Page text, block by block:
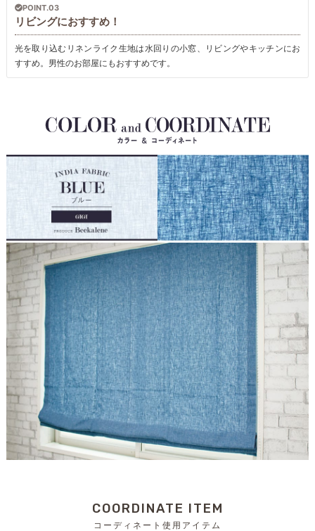
POINT.03
リビングにおすすめ！
光を取り込むリネンライク生地は水回りの小窓、リビングやキッチンにお
すすめ。男性のお部屋にもおすすめです。
COORDINATE ITEM
コーディネート使用アイテム